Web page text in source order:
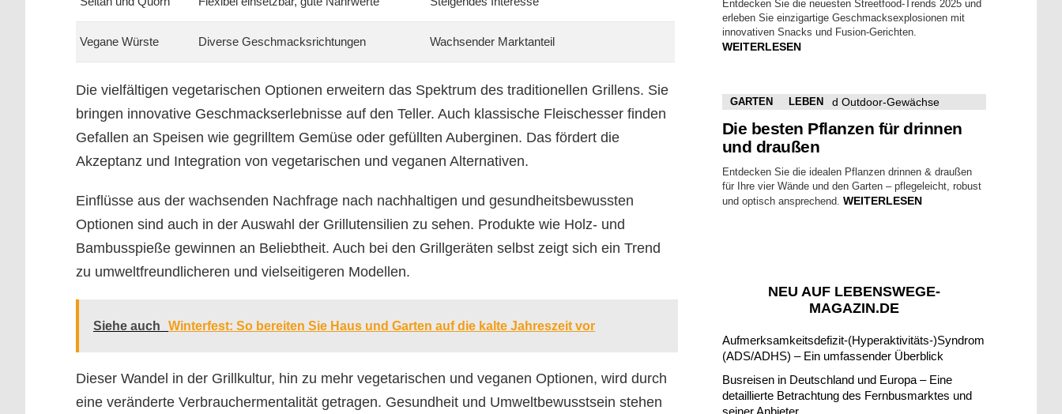
Vegane Würste Diverse Geschmacksrichtungen Wachsender Marktanteil
Die vielfältigen vegetarischen Optionen erweitern das Spektrum des traditionellen Grillens. Sie
bringen innovative Geschmackserlebnisse auf den Teller. Auch klassische Fleischesser finden
Gefallen an Speisen wie gegrilltem Gemüse oder gefüllten Auberginen. Das fördert die
Akzeptanz und Integration von vegetarischen und veganen Alternativen.
Einflüsse aus der wachsenden Nachfrage nach nachhaltigen und gesundheitsbewussten
Optionen sind auch in der Auswahl der Grillutensilien zu sehen. Produkte wie Holz- und
Bambusspieße gewinnen an Beliebtheit. Auch bei den Grillgeräten selbst zeigt sich ein Trend
zu umweltfreundlicheren und vielseitigeren Modellen.
Siehe auch Winterfest: So bereiten Sie Haus und Garten auf die kalte Jahreszeit vor
Dieser Wandel in der Grillkultur, hin zu mehr vegetarischen und veganen Optionen, wird durch
eine veränderte Verbrauchermentalität getragen. Gesundheit und Umweltbewusstsein stehen
Entdecken Sie die neuesten Streetfood-Trends 2025 und
erleben Sie einzigartige Geschmacksexplosionen mit
innovativen Snacks und Fusion-Gerichten.
WEITERLESEN
GARTEN LEBEN
Die besten Pflanzen für drinnen
und draußen
Entdecken Sie die idealen Pflanzen drinnen & draußen
für Ihre vier Wände und den Garten – pflegeleicht, robust
und optisch ansprechend. WEITERLESEN
NEU AUF LEBENSWEGE-
MAGAZIN.DE
Aufmerksamkeitsdefizit-(Hyperaktivitäts-)Syndrom
(ADS/ADHS) – Ein umfassender Überblick
Busreisen in Deutschland und Europa – Eine
detaillierte Betrachtung des Fernbusmarktes und
seiner Anbieter